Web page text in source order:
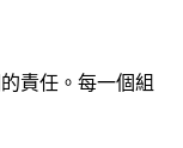
責任。每一個組